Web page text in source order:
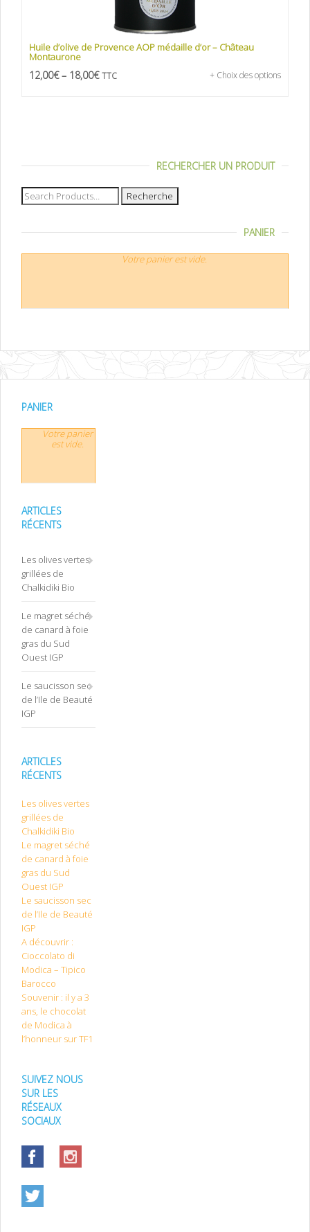
Huile d’olive de Provence AOP médaille d’or – Château
Montaurone
12,00€– 18,00€ TTC + Choix des options
RECHERCHER UN PRODUIT
Recherche
pour :
PANIER
Votre panier est vide.
PANIER
Votre panier
est vide.
ARTICLES
RÉCENTS
Les olives vertes
grillées de
Chalkidiki Bio
Le magret séché
de canard à foie
gras du Sud
Ouest IGP
Le saucisson sec
de l’Ile de Beauté
IGP
ARTICLES
RÉCENTS
Les olives vertes
grillées de
Chalkidiki Bio
Le magret séché
de canard à foie
gras du Sud
Ouest IGP
Le saucisson sec
de l’Ile de Beauté
IGP
A découvrir :
Cioccolato di
Modica – Tipico
Barocco
Souvenir : il y a 3
ans, le chocolat
de Modica à
l’honneur sur TF1
SUIVEZ NOUS
SUR LES
RÉSEAUX
SOCIAUX